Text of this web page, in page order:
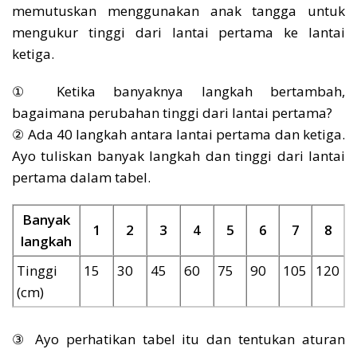
memutuskan menggunakan anak tangga untuk
mengukur tinggi dari lantai pertama ke lantai
ketiga.
① Ketika banyaknya langkah bertambah,
bagaimana perubahan tinggi dari lantai pertama?
② Ada 40 langkah antara lantai pertama dan ketiga.
Ayo tuliskan banyak langkah dan tinggi dari lantai
pertama dalam tabel.
Banyak
langkah
1 2 3 4 5 6 7 8
Tinggi
(cm)
15 30 45 60 75 90 105 120
③ Ayo perhatikan tabel itu dan tentukan aturan